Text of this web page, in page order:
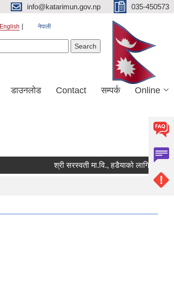
info@katarimun.gov.np 035-450573
English नेपाली
डाउनलोड Contact सम्पर्क Online
श्री सरस्वती मा.वि., हडैयाको लागि कार्यालय